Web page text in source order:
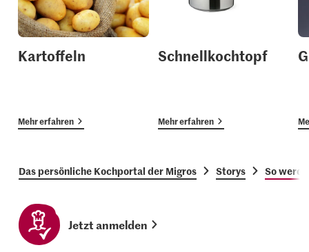
Kartoffeln
Mehr erfahren
Schnellkochtopf
Mehr erfahren
Das persönliche Kochportal der Migros Storys So
Jetzt anmelden